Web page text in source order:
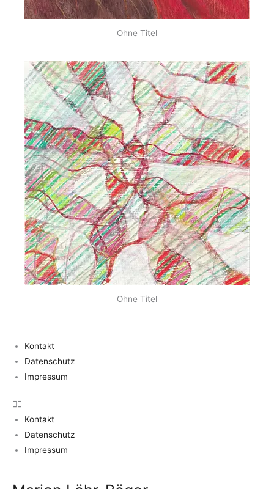
Ohne Titel
Ohne Titel
Kontakt
Datenschutz
Impressum
Kontakt
Datenschutz
Impressum